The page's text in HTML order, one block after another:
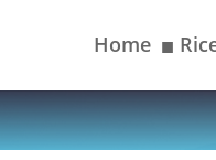
Home ■